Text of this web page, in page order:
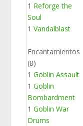
1 Reforge the
Soul
1Vandalblast
Encantamientos
(8)
1Goblin Assault
1Goblin
Bombardment
1Goblin War
Drums